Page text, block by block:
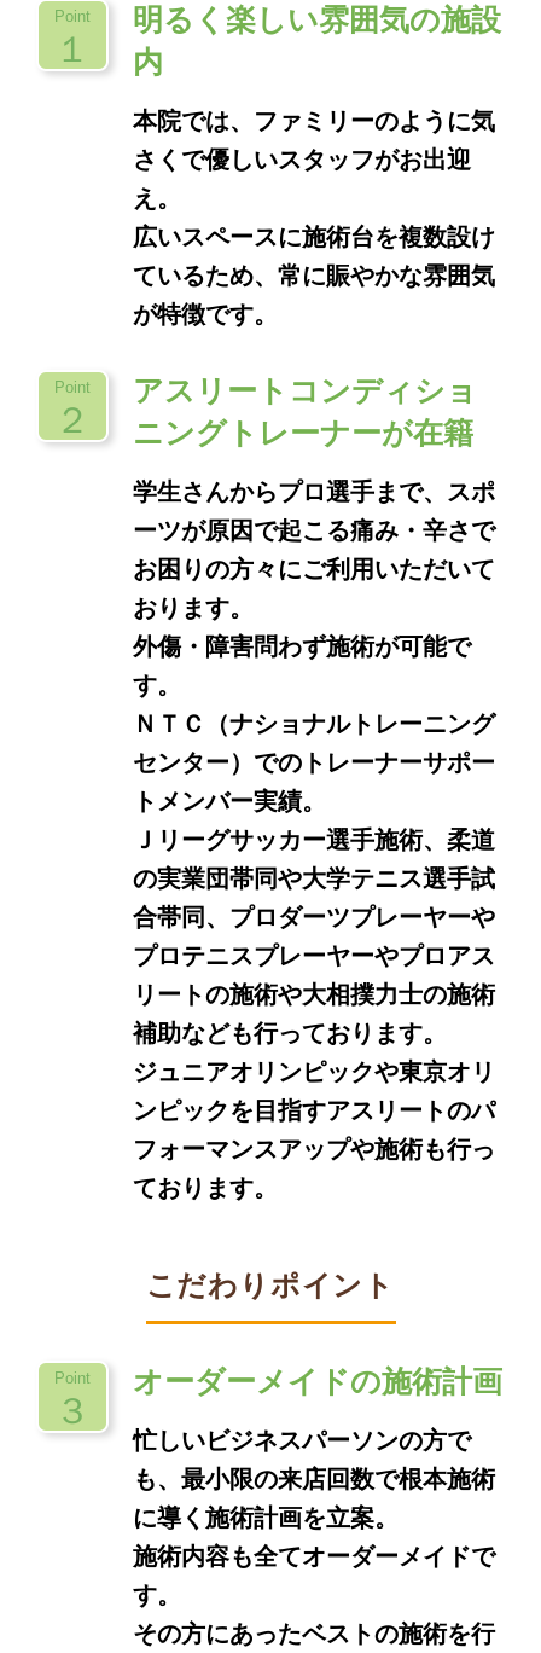
Point
１
明るく楽しい雰囲気の施設
内
本院では、ファミリーのように気
さくで優しいスタッフがお出迎
え。
広いスペースに施術台を複数設け
ているため、常に賑やかな雰囲気
が特徴です。
Point
２
アスリートコンディショ
ニングトレーナーが在籍
学生さんからプロ選手まで、スポ
ーツが原因で起こる痛み・辛さで
お困りの方々にご利用いただいて
おります。
外傷・障害問わず施術が可能で
す。
ＮＴＣ（ナショナルトレーニング
センター）でのトレーナーサポー
トメンバー実績。
Ｊリーグサッカー選手施術、柔道
の実業団帯同や大学テニス選手試
合帯同、プロダーツプレーヤーや
プロテニスプレーヤーやプロアス
リートの施術や大相撲力士の施術
補助なども行っております。
ジュニアオリンピックや東京オリ
ンピックを目指すアスリートのパ
フォーマンスアップや施術も行っ
ております。
こだわりポイント
Point
３
オーダーメイドの施術計画
忙しいビジネスパーソンの方で
も、最小限の来店回数で根本施術
に導く施術計画を立案。
施術内容も全てオーダーメイドで
す。
その方にあったベストの施術を行